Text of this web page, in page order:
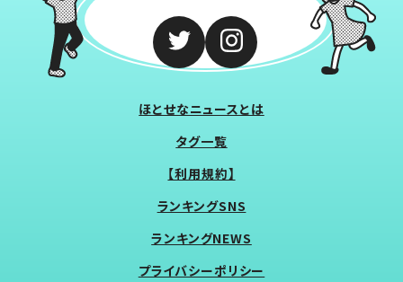
ほとせなニュースとは
タグ一覧
【利用規約】
ランキングSNS
ランキングNEWS
プライバシーポリシー